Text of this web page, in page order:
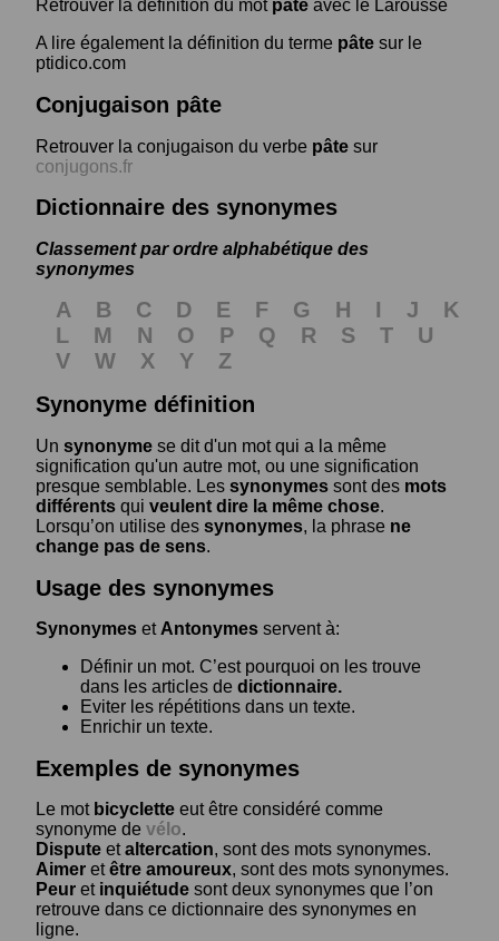
Retrouver la définition du mot pâte avec le Larousse
A lire également la définition du terme pâte sur le
ptidico.com
Conjugaison pâte
Retrouver la conjugaison du verbe pâte sur
conjugons.fr
Dictionnaire des synonymes
Classement par ordre alphabétique des
synonymes
A B C D E F G H I J
K
L
M N O P Q R S T
U
V
W X Y
Z
Synonyme définition
Un synonyme se dit d'un mot qui a la même
signification qu'un autre mot, ou une signification
presque semblable. Les synonymes sont des mots
différents qui veulent dire la même chose.
Lorsqu’on utilise des synonymes, la phrase ne
change pas de sens.
Usage des synonymes
Synonymes et Antonymes servent à:
Définir un mot. C’est pourquoi on les trouve
dans les articles de dictionnaire.
Eviter les répétitions dans un texte.
Enrichir un texte.
Exemples de synonymes
Le mot bicyclette eut être considéré comme
synonyme de vélo.
Dispute etaltercation, sont des mots synonymes.
Aimer etêtre amoureux, sont des mots synonymes.
Peur et inquiétude sont deux synonymes que l’on
retrouve dans ce dictionnaire des synonymes en
ligne.